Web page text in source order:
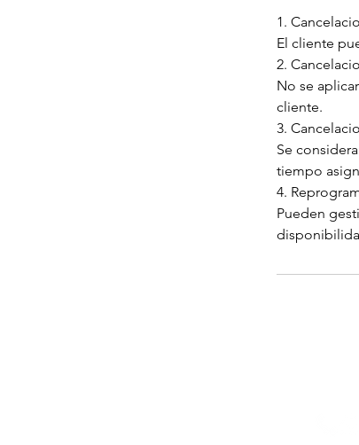
1.
El cliente
2.
No se
cliente.
3.
Se
tiempo
4.
Pueden